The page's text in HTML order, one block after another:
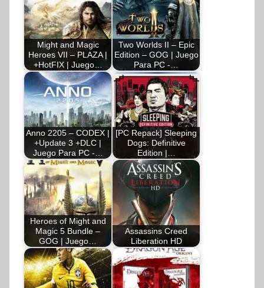
Might and Magic
Heroes VII – PLAZA |
+HotFIX | Juego…
Two Worlds II – Epic
Edition – GOG | Juego
Para PC -…
Anno 2205 – CODEX |
+Update 3 +DLC |
Juego Para PC -…
[PC Repack] Sleeping
Dogs: Definitive
Edition |…
Heroes of Might and
Magic 5 Bundle –
GOG | Juego…
Assassins Creed
Liberation HD